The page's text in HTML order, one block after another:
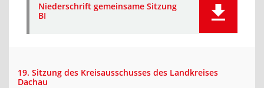
Niederschrift gemeinsame Sitzung
BI
19. Sitzung des Kreisausschusses des Landkreises
Dachau